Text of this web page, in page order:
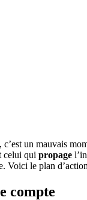
un mauvais
celui qui propage
Voici le plan
compte